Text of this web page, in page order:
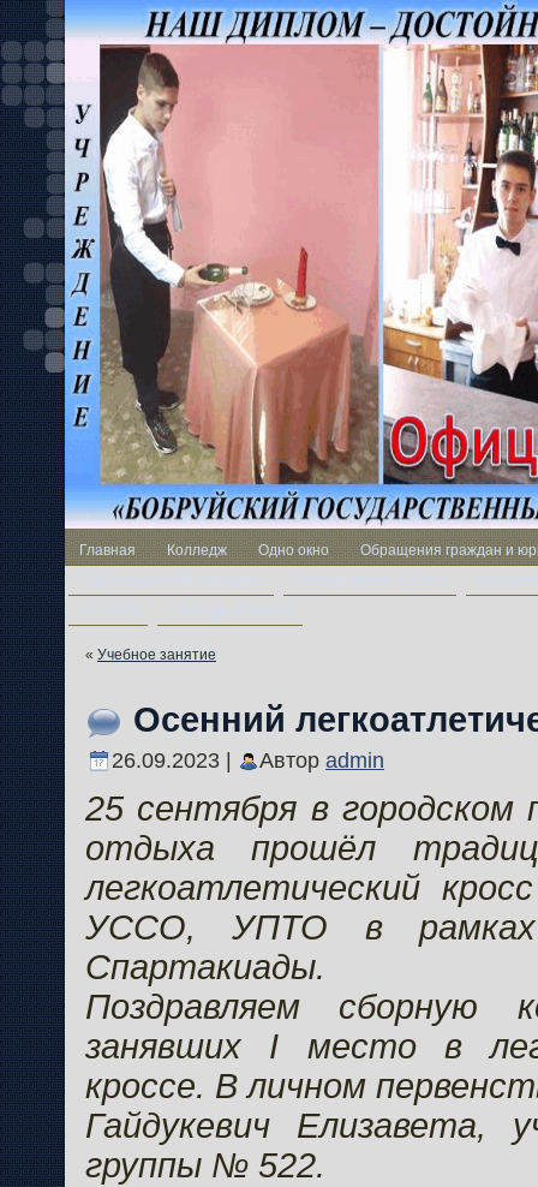
Главная Колледж Одно окно
Обращения граждан и
« Учебное занятие
Осенний
26.09.2023 | Автор admin
25 сентября в городском
отдыха прошёл
легкоатлетический
УССО, УПТО в рамках
Спартакиады.
Поздравляем сборную
занявших I место в
кроссе. В личном
Гайдукевич Елизавета,
группы № 522.